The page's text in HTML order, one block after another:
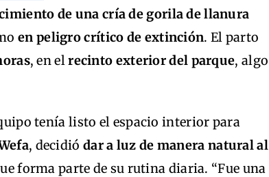
de una cría de gorila de llanura
en peligro crítico de extinción. El parto
, en elrecinto exterior del parque, algo
tenía listo el espacio interior para
, decidió dar a luz de manera natural al
forma parte de su rutina diaria. “Fue una